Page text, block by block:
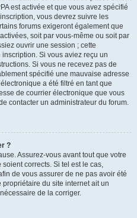
est activée et que vous avez spécifié
vous devrez suivre les
forums exigeront également que
soit par vous-même ou soit par
ouvrir une session ; cette
Si vous aviez reçu un
Si vous ne recevez pas de
spécifié une mauvaise adresse
a été filtré en tant que
de courrier électronique que vous
contacter un administrateur du forum.
?
Assurez-vous avant tout que votre
corrects. Si tel est le cas,
de vous assurer de ne pas avoir été
du site internet ait un
de la corriger.